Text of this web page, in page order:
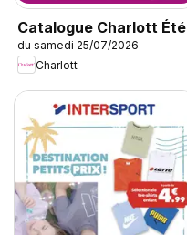
Catalogue Charlott Été
du samedi 25/07/2026
Charlott